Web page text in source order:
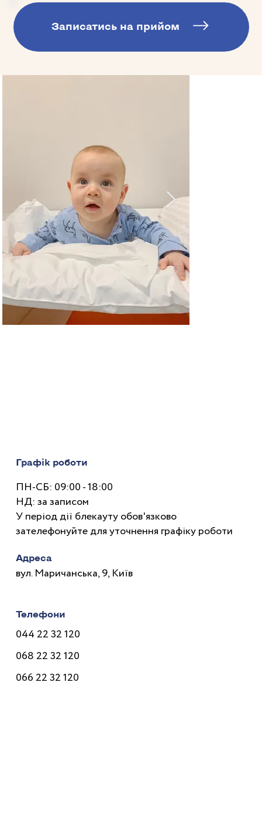
Записатись на прийом
Графік роботи
ПН-СБ: 09:00 - 18:00
НД: за записом
У період дії блекауту обов'язково
зателефонуйте для уточнення графіку роботи
Адреса
вул. Маричанська, 9, Київ
Телефони
044 22 32 120
068 22 32 120
066 22 32 120